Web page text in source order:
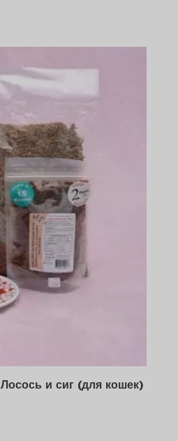
и сиг (для кошек)